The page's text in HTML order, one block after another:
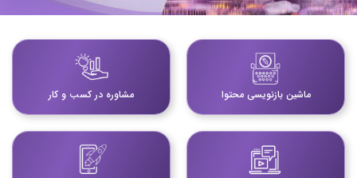
مشاوره در کسب و کار ماشین بازنویسی محتوا